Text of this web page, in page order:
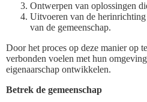
Ontwerpen van oplossingen
Uitvoeren van de
van de gemeenschap.
Door het proces op deze manier op
verbonden voelen met hun
eigenaarschap ontwikkelen.
Betrek de gemeenschap